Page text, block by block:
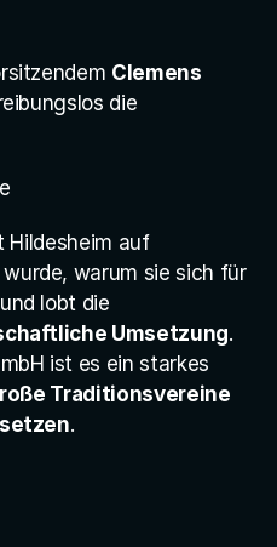
Clemens
die
Hildesheim auf
warum sie sich für
Umsetzung.
ist es ein starkes
Traditionsvereine
.